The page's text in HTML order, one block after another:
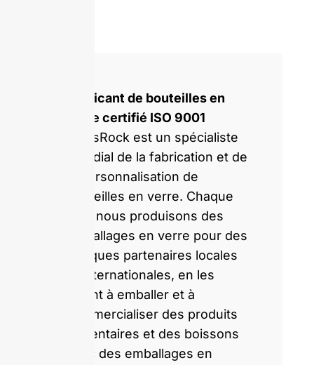
Fabricant de bouteilles en
verre certifié ISO 9001
GlassRock est un spécialiste
mondial de la fabrication et de
la personnalisation de
bouteilles en verre. Chaque
jour, nous produisons des
emballages en verre pour des
marques partenaires locales
et internationales, en les
aidant à emballer et à
commercialiser des produits
alimentaires et des boissons
avec des emballages en